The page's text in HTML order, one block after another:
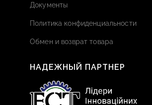
Документы
Политика конфиденциальности
Обмен и возврат товара
НАДЕЖНЫЙ ПАРТНЕР